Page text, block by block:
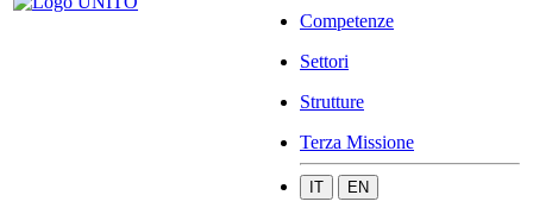
Competenze
Settori
Strutture
Terza Missione
IT EN